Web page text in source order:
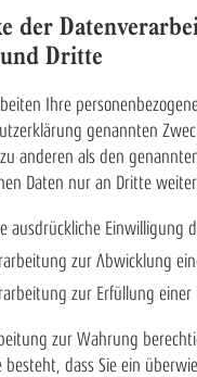
der
Dritte
Ihre
genannten
anderen als den
Daten nur an Dritte
ausdrückliche Einwilligung
zur Abwicklung
zur Erfüllung
zur Wahrung
besteht, dass Sie ein